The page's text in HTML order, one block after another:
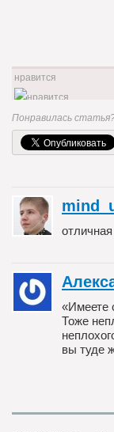
0
Понравилась
«Имеете
Тоже
вы туде